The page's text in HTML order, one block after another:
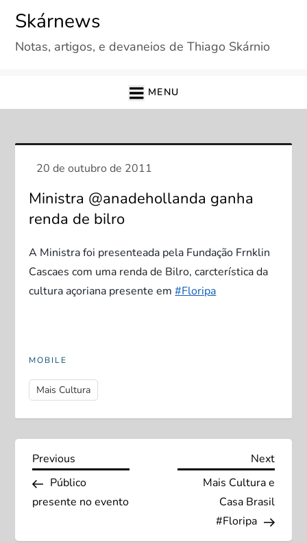
content
Skárnews
Notas, artigos, e devaneios de Thiago Skárnio
MENU
Ministra @anadehollanda ganha
renda de bilro
A Ministra foi presenteada pela Fundação Frnklin
Cascaes com uma renda de Bilro, carcterística da
cultura açoriana presente em#Floripa
MOBILE
Mais Cultura
N
a
Previous
Post
Previous
Público
presente no evento
Next
Next
Mais Cultura e
Casa Brasil
#Floripa